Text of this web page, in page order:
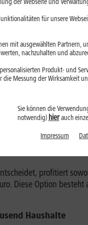
in Diespeck,
Sulzbach-
Berlin-Dahlem,
haben damit
durch 1&1
in vielen weiteren
ein breiteres Glasfaser-
zum Standard.
Wir freuen uns
sagt Sebastian
profitiert
Diese Option
Haushalte
der Webseite und
für unsere
mit ausgewählten Partnern,
nachzuhalten und
Produkt- und
Messung der Wirksamkeit
Sie können die
notwendig) hierauch
Impressum